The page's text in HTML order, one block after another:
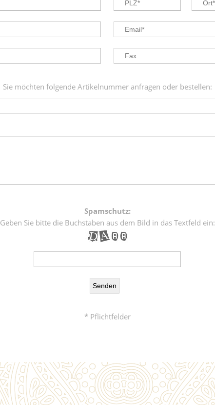
Sie möchten folgende Artikelnummer anfragen oder bestellen:
Spamschutz:
Geben Sie bitte die Buchstaben aus dem Bild in das Textfeld ein:
* Pflichtfelder